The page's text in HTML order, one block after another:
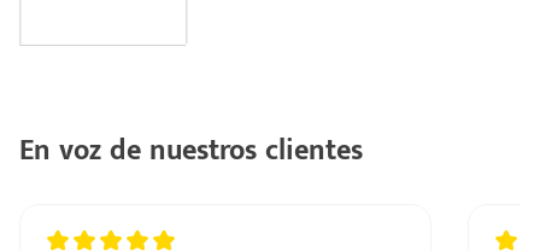
En voz de nuestros clientes